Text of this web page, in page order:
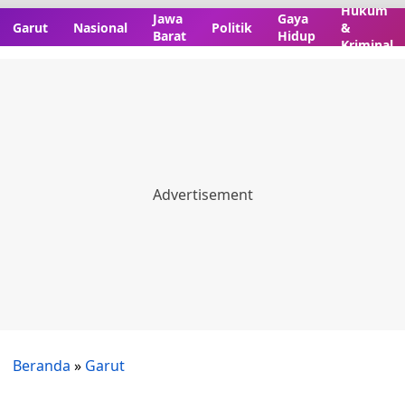
Garut Nasional
Jawa
Barat
Politik
Gaya
Hidup
Hukum
&
Kriminal
Beranda » Garut